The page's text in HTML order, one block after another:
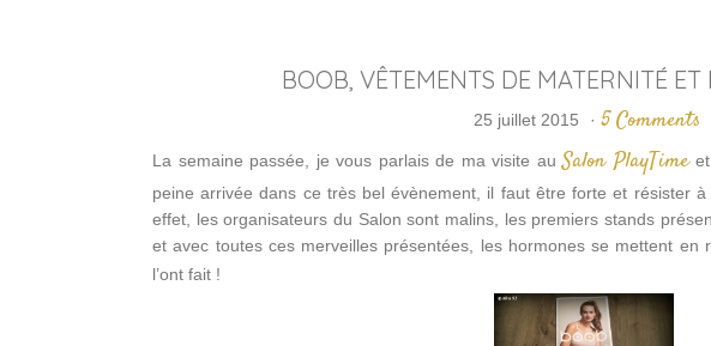
BOOB, VÊTEMENTS DE MATERNITÉ ET
25 juillet 2015 · 5 Comments
La semaine passée, je vous parlais de ma visite auSalon PlayTimeet
peine arrivée dans ce très bel évènement, il faut être forte et résister à
effet, les organisateurs du Salon sont malins, les premiers stands
et avec toutes ces merveilles présentées, les hormones se mettent en
l’ont fait !